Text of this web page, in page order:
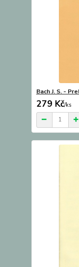
Bach J. S. -
279 Kč/ks